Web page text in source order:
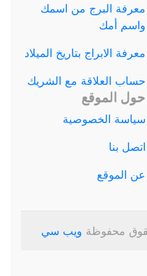
معرفة البرج من اسمك
واسم أمك
معرفة الابراج بتاريخ الميلاد
حساب العلاقة مع الشريك
حول الموقع
سياسة الخصوصية
اتصل بنا
عن الموقع
ويب سي